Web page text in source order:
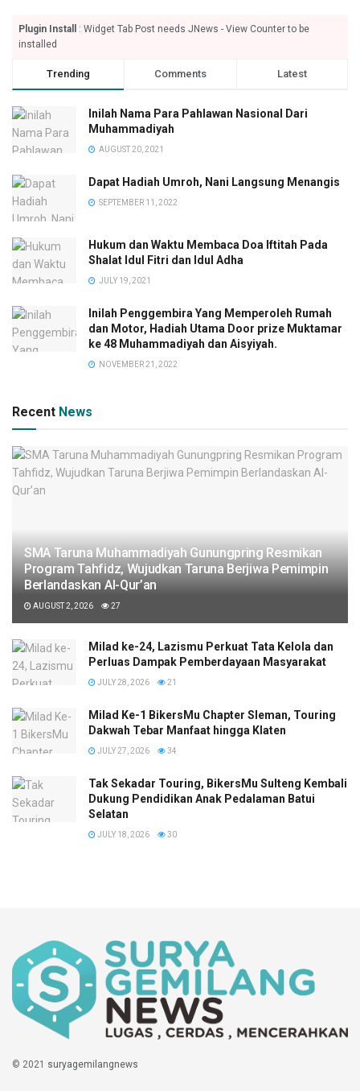
Plugin Install
: Widget Tab Post needs JNews - View Counter to be
installed
Trending Comments Latest
Inilah Nama Para Pahlawan Nasional Dari
Muhammadiyah
AUGUST 20, 2021
Dapat Hadiah Umroh, Nani Langsung Menangis
SEPTEMBER 11, 2022
Hukum dan Waktu Membaca Doa Iftitah Pada
Shalat Idul Fitri dan Idul Adha
JULY 19, 2021
Inilah Penggembira Yang Memperoleh Rumah
dan Motor, Hadiah Utama Door prize Muktamar
ke 48 Muhammadiyah dan Aisyiyah.
NOVEMBER 21, 2022
Recent News
SMA Taruna Muhammadiyah Gunungpring Resmikan
Program Tahfidz, Wujudkan Taruna Berjiwa Pemimpin
Berlandaskan Al-Qur’an
AUGUST 2, 2026 27
Milad ke-24, Lazismu Perkuat Tata Kelola dan
Perluas Dampak Pemberdayaan Masyarakat
JULY 28, 2026 21
Milad Ke-1 BikersMu Chapter Sleman, Touring
Dakwah Tebar Manfaat hingga Klaten
JULY 27, 2026 34
Tak Sekadar Touring, BikersMu Sulteng Kembali
Dukung Pendidikan Anak Pedalaman Batui
Selatan
JULY 18, 2026 30
© 2021 suryagemilangnews